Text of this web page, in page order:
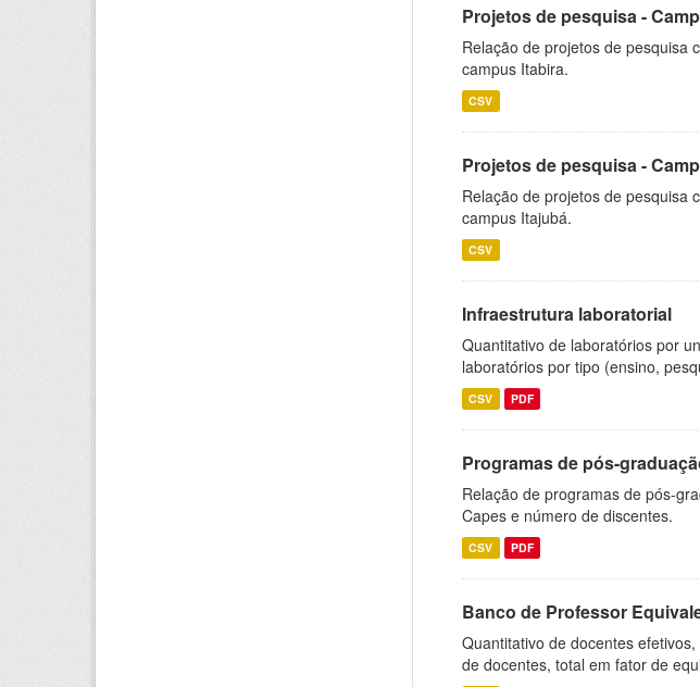
Projetos de pesquisa -
Relação de projetos de pesquisa
campus Itabira.
CSV
Projetos de pesquisa -
Relação de projetos de pesquisa
campus Itajubá.
CSV
Infraestrutura laboratorial
Quantitativo de laboratórios por
laboratórios por tipo (ensino,
CSV PDF
Programas de pós-
Relação de programas de pós-
Capes e número de discentes.
CSV PDF
Banco de Professor
Quantitativo de docentes
de docentes, total em fator de